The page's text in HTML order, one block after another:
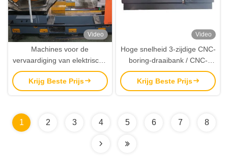
Video
Machines voor de
vervaardiging van elektrische
apparaten
Krijg Beste Prijs
Video
Hoge snelheid 3-zijdige CNC-
boring-draaibank / CNC-
boringmachine
Krijg Beste Prijs
1 2 3 4 5 6 7 8